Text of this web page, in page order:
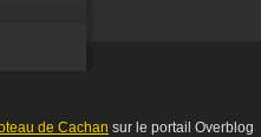
de Cachan sur le portail Overblog